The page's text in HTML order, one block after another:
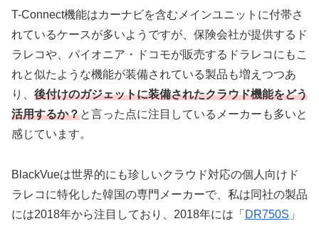
T-Connect機能はカーナビを含むメインユニットに付帯さ
れているケースが多いようですが、保険会社が提供するド
ラレコや、パイオニア・ドコモが販売するドラレコにもこ
れと似たような機能が装備されている製品も増えつつあ
り、 後付けのガジェットに装備されたクラウド機能をどう
活用するか？と言った点に注目しているメーカーも多いと
感じています。
BlackVueは世界的にも珍しいクラウド対応の個人向けド
ラレコに特化した韓国の専門メーカーで、私は同社の製品
には2018年から注目しており、2018年には「 DR750S 」